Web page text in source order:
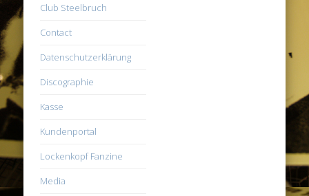
Club Steelbruch
Contact
Datenschutzerklärung
Discographie
Kasse
Kundenportal
Lockenkopf Fanzine
Media